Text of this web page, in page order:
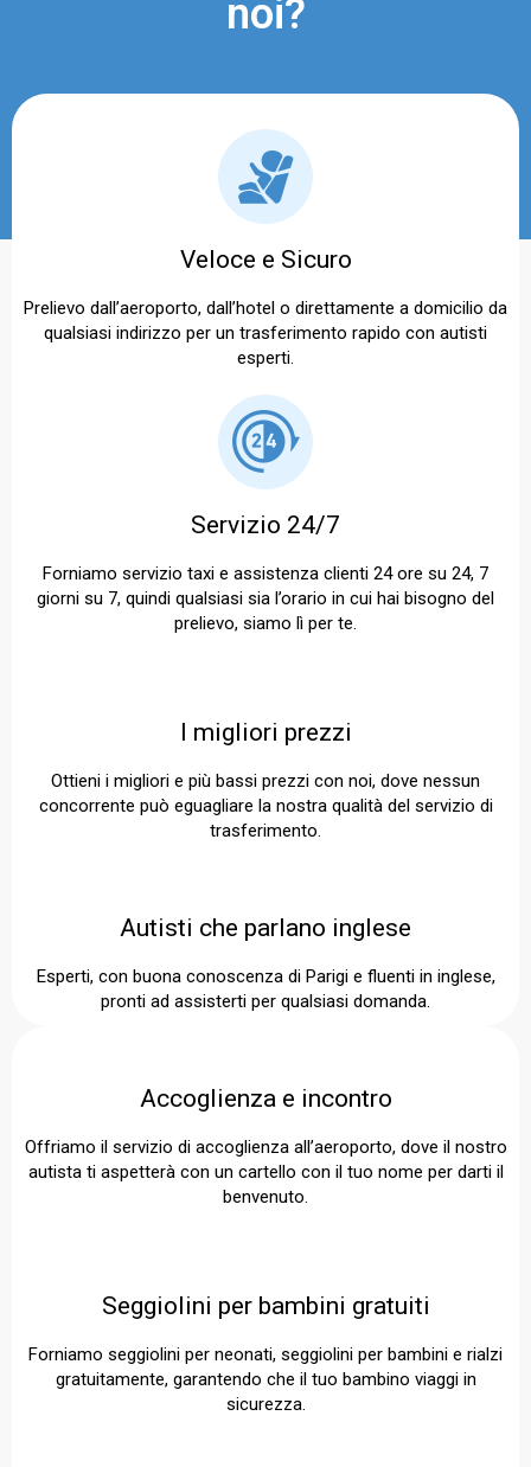
noi?
Veloce e Sicuro
Prelievo dall’aeroporto, dall’hotel o direttamente a domicilio da
qualsiasi indirizzo per un trasferimento rapido con autisti
esperti.
Servizio 24/7
Forniamo servizio taxi e assistenza clienti 24 ore su 24, 7
giorni su 7, quindi qualsiasi sia l’orario in cui hai bisogno del
prelievo, siamo lì per te.
I migliori prezzi
Ottieni i migliori e più bassi prezzi con noi, dove nessun
concorrente può eguagliare la nostra qualità del servizio di
trasferimento.
Autisti che parlano inglese
Esperti, con buona conoscenza di Parigi e fluenti in inglese,
pronti ad assisterti per qualsiasi domanda.
Accoglienza e incontro
Offriamo il servizio di accoglienza all’aeroporto, dove il nostro
autista ti aspetterà con un cartello con il tuo nome per darti il
benvenuto.
Seggiolini per bambini gratuiti
Forniamo seggiolini per neonati, seggiolini per bambini e rialzi
gratuitamente, garantendo che il tuo bambino viaggi in
sicurezza.